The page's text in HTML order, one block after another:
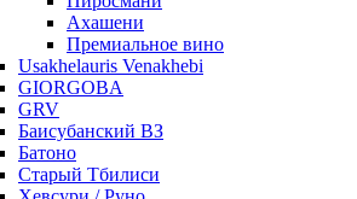
Ахашени
Премиальное вино
Usakhelauris Venakhebi
GIORGOBA
GRV
Баисубанский ВЗ
Батоно
Старый Тбилиси